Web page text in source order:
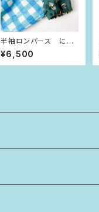
半袖ロンパース にじ
いろチェック×サーカス
（80size）
¥6,500